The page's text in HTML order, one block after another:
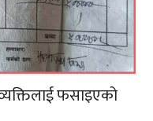
फसाइएको